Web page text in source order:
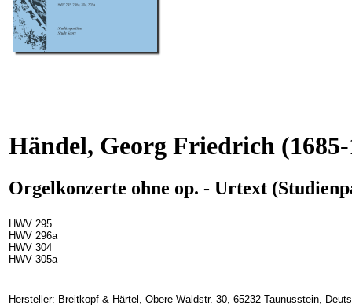
Händel, Georg Friedrich
Orgelkonzerte ohne op. - Urtext
HWV 295
HWV 296a
HWV 304
HWV 305a
Hersteller: Breitkopf & Härtel, Obere Waldstr. 30, 65232 Taunusstein,